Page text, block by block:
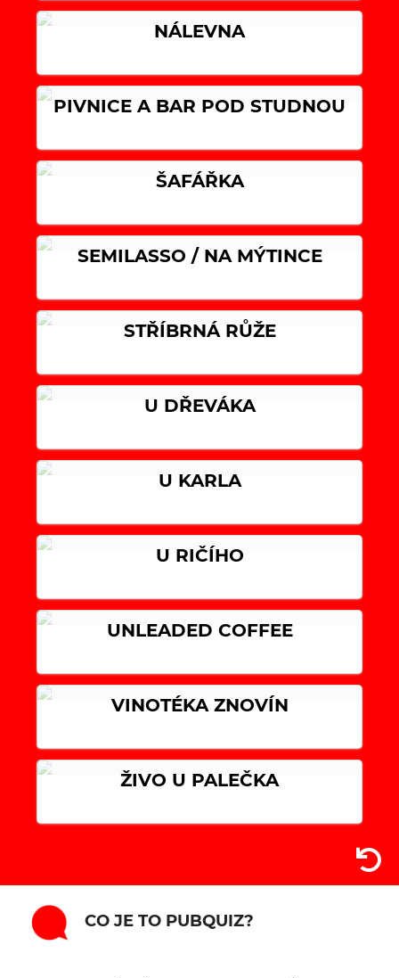
NÁLEVNA
PIVNICE A BAR POD STUDNOU
ŠAFÁŘKA
SEMILASSO / NA MÝTINCE
STŘÍBRNÁ RŮŽE
U DŘEVÁKA
U KARLA
U RIČÍHO
UNLEADED COFFEE
VINOTÉKA ZNOVÍN
ŽIVO U PALEČKA
CO JE TO PUBQUIZ?